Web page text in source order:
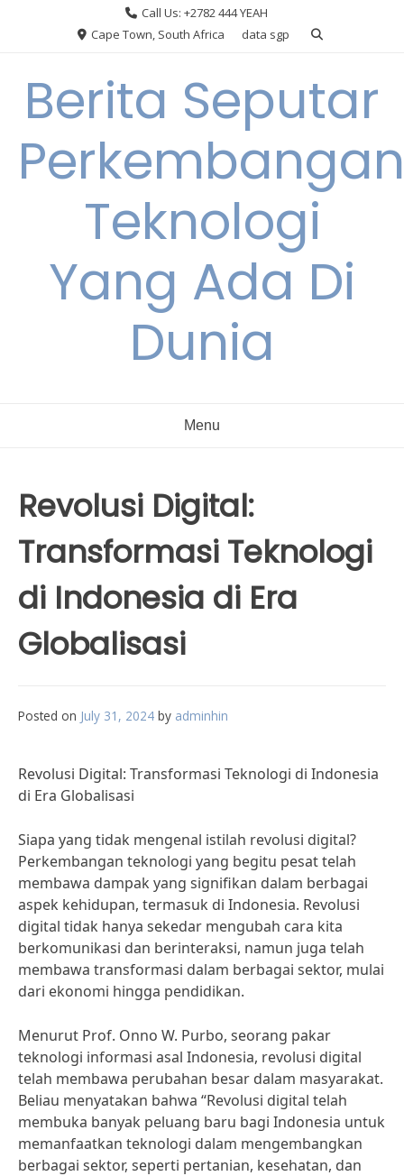
Call Us: +2782 444 YEAH
Cape Town, South Africa
data sgp
Berita Seputar
Perkembangan
Teknologi
Yang Ada Di
Dunia
Menu
Revolusi Digital:
Transformasi Teknologi
di Indonesia di Era
Globalisasi
Posted on July 31, 2024 by adminhin
Revolusi Digital: Transformasi Teknologi di Indonesia
di Era Globalisasi
Siapa yang tidak mengenal istilah revolusi digital?
Perkembangan teknologi yang begitu pesat telah
membawa dampak yang signifikan dalam berbagai
aspek kehidupan, termasuk di Indonesia. Revolusi
digital tidak hanya sekedar mengubah cara kita
berkomunikasi dan berinteraksi, namun juga telah
membawa transformasi dalam berbagai sektor, mulai
dari ekonomi hingga pendidikan.
Menurut Prof. Onno W. Purbo, seorang pakar
teknologi informasi asal Indonesia, revolusi digital
telah membawa perubahan besar dalam masyarakat.
Beliau menyatakan bahwa “Revolusi digital telah
membuka banyak peluang baru bagi Indonesia untuk
memanfaatkan teknologi dalam mengembangkan
berbagai sektor, seperti pertanian, kesehatan, dan